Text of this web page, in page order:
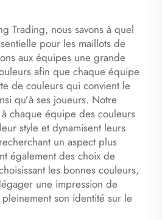
Trading, nous savons à quel
pour les maillots de
aux équipes une grande
afin que chaque équipe
de couleurs qui convient le
qu’à ses joueurs. Notre
chaque équipe des couleurs
style et dynamisent leurs
un aspect plus
également des choix de
les bonnes couleurs,
une impression de
son identité sur le